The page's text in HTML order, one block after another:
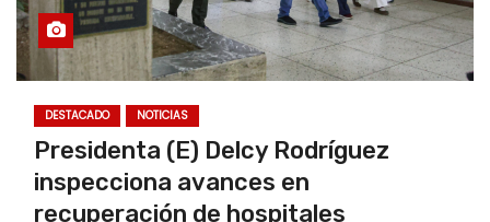
DESTACADO NOTICIAS
Presidenta (E) Delcy Rodríguez
inspecciona avances en
recuperación de hospitales